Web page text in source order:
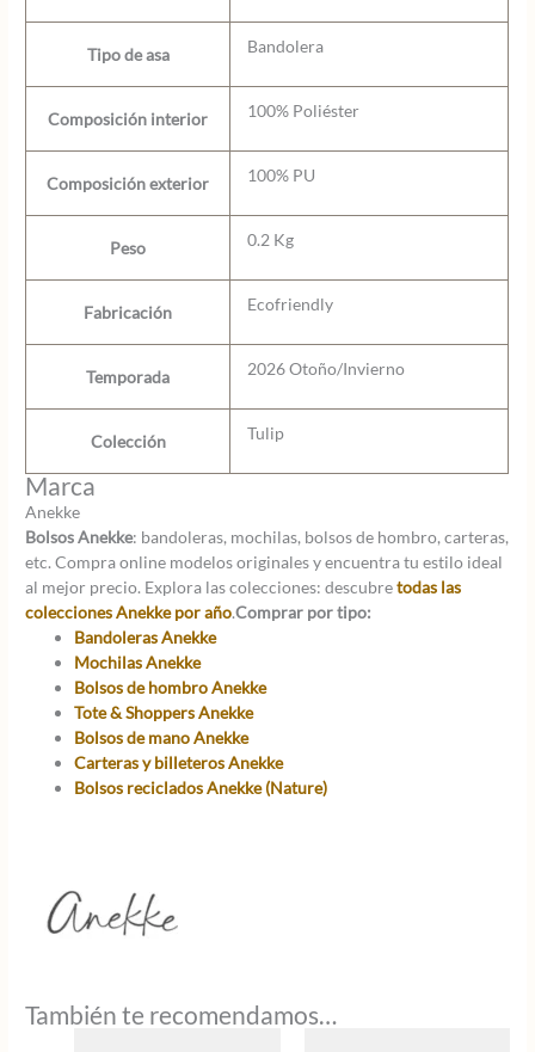
Tipo de asa Bandolera
Composición interior 100% Poliéster
Composición exterior 100% PU
Peso 0.2 Kg
Fabricación Ecofriendly
Temporada 2026 Otoño/Invierno
Colección Tulip
Marca
Anekke
Bolsos Anekke: bandoleras, mochilas, bolsos de hombro, carteras,
etc. Compra online modelos originales y encuentra tu estilo ideal
al mejor precio. Explora las colecciones: descubretodas las
colecciones Anekke por año.Comprar por tipo:
Bandoleras Anekke
Mochilas Anekke
Bolsos de hombro Anekke
Tote & Shoppers Anekke
Bolsos de mano Anekke
Carteras y billeteros Anekke
Bolsos reciclados Anekke (Nature)
También te recomendamos…